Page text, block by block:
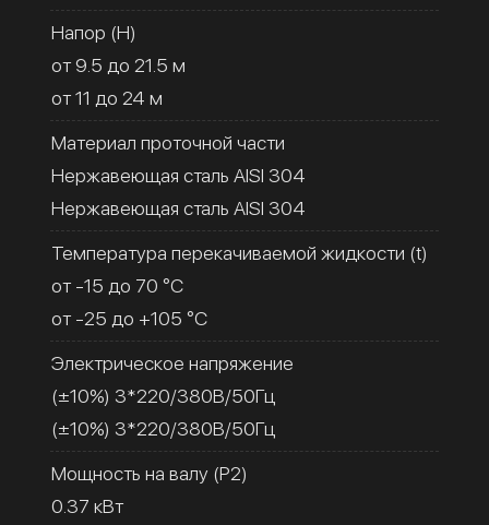
Напор (H)
от 9.5 до 21.5 м
от 11 до 24 м
Материал проточной части
Нержавеющая сталь AISI 304
Нержавеющая сталь AISI 304
Температура перекачиваемой жидкости (t)
от -15 до 70 °C
от -25 до +105 °C
Электрическое напряжение
(±10%) 3*220/380В/50Гц
(±10%) 3*220/380В/50Гц
Мощность на валу (Р2)
0.37 кВт